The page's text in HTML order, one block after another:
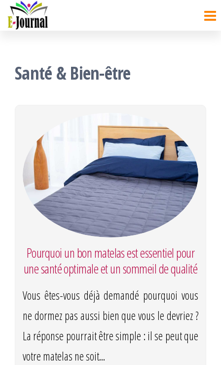
Santé & Bien-être
Pourquoi un bon matelas est essentiel pour
une santé optimale et un sommeil de qualité
Vous êtes-vous déjà demandé pourquoi vous
ne dormez pas aussi bien que vous le devriez ?
La réponse pourrait être simple : il se peut que
votre matelas ne soit...